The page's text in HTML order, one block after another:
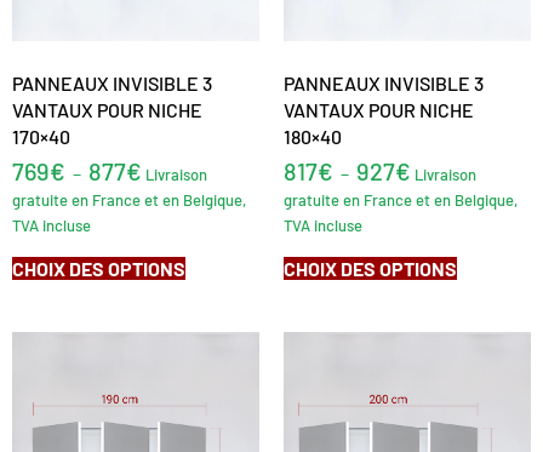
PANNEAUX INVISIBLE 3
VANTAUX POUR NICHE
170×40
769€ – 877€ Livraison
gratuite en France et en Belgique,
TVA incluse
CHOIX DES OPTIONS
PANNEAUX INVISIBLE 3
VANTAUX POUR NICHE
180×40
817€ – 927€ Livraison
gratuite en France et en Belgique,
TVA incluse
CHOIX DES OPTIONS